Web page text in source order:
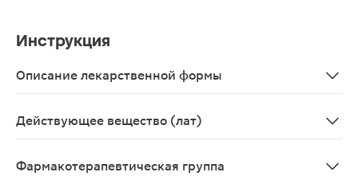
Инструкция
Описание лекарственной формы
Действующее вещество (лат)
Фармакотерапевтическая группа